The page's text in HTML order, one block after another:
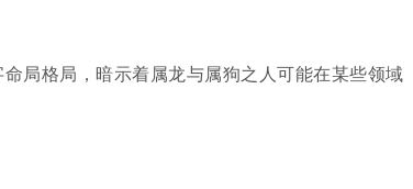
局格局，暗示着属龙与属狗之人可能在某些领域